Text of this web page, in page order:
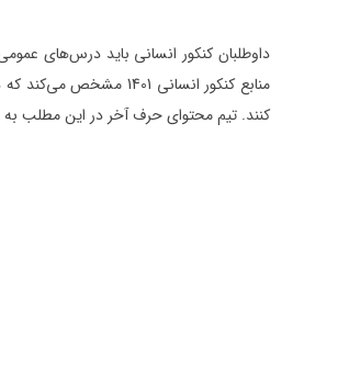
منابع کنکور انسانی
کنند. تیم محتوای حرف آخر در این مطلب به سراغ معرفی منابع کنکور انسانی 1401